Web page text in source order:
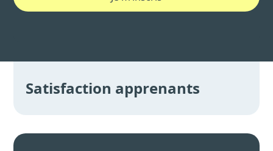
Satisfaction apprenants